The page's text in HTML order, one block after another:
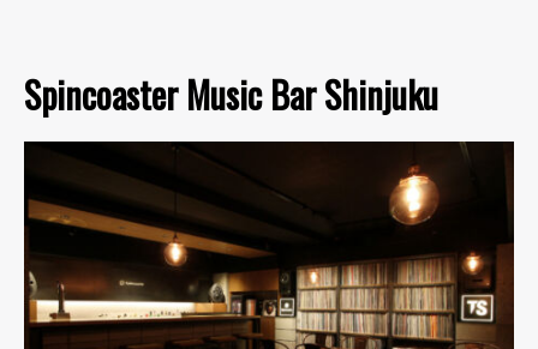
Spincoaster Music Bar Shinjuku